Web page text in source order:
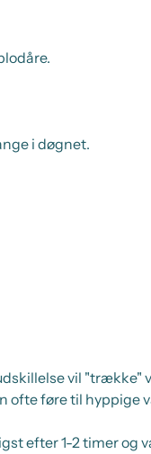
i døgnet.
vil
ofte føre til hyppige
efter 1-2 timer og